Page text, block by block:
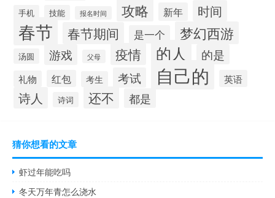
手机 技能 报名时间 攻略 新年 时间
春节 春节期间 是一个 梦幻西游
汤圆 游戏 父母 疫情 的人 的是
礼物 红包 考生 考试 自己的 英语
诗人 诗词 还不 都是
猜你想看的文章
虾过年能吃吗
冬天万年青怎么浇水